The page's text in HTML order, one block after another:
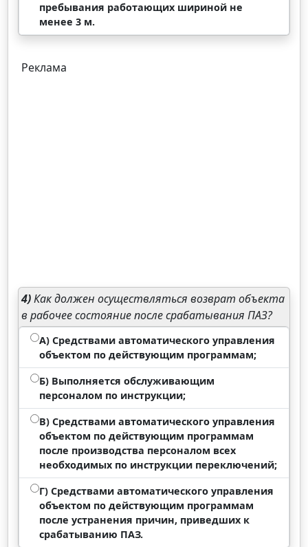
пребывания работающих шириной не
менее 3 м.
Реклама
4)Как должен осуществляться возврат объекта
в рабочее состояние после срабатывания ПАЗ?
А) Средствами автоматического управления
объектом по действующим программам;
Б) Выполняется обслуживающим
персоналом по инструкции;
В) Средствами автоматического управления
объектом по действующим программам
после производства персоналом всех
необходимых по инструкции переключений;
Г) Средствами автоматического управления
объектом по действующим программам
после устранения причин, приведших к
срабатыванию ПАЗ.